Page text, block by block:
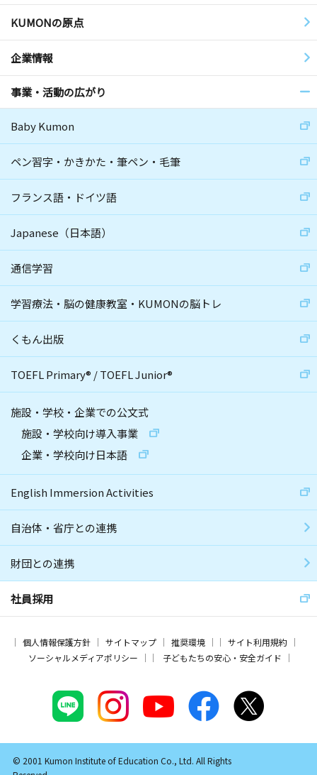
KUMONの原点
企業情報
事業・活動の広がり
Baby Kumon
ペン習字・かきかた・筆ペン・毛筆
フランス語・ドイツ語
Japanese（日本語）
通信学習
学習療法・脳の健康教室・KUMONの脳トレ
くもん出版
TOEFL Primary® /TOEFL Junior®
施設・学校・企業での公文式
施設・学校向け導入事業
企業・学校向け日本語
English Immersion Activities
自治体・省庁との連携
財団との連携
社員採用
個人情報保護方針 サイトマップ 推奨環境
サイト利用規約
ソーシャルメディアポリシー
子どもたちの安心・安全ガイド
© 2001 Kumon Institute of Education Co., Ltd. All Rights